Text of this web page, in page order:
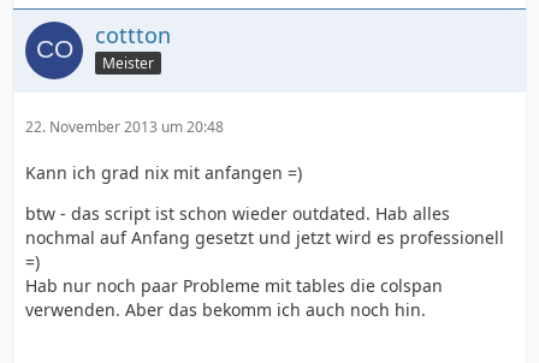
cottton
Meister
22. November 2013 um 20:48
Kann ich grad nix mit anfangen =)
btw - das script ist schon wieder outdated. Hab alles
nochmal auf Anfang gesetzt und jetzt wird es professionell
=)
Hab nur noch paar Probleme mit tables die colspan
verwenden. Aber das bekomm ich auch noch hin.